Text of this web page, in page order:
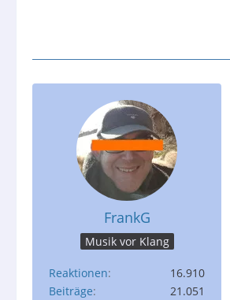
FrankG
Musik vor Klang
Reaktionen
16.910
Beiträge
21.051